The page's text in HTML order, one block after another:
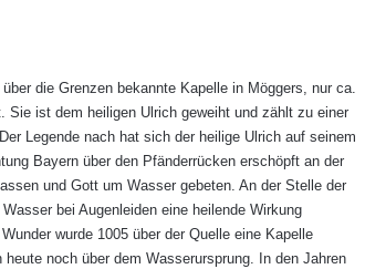
die Grenzen bekannte Kapelle in Möggers, nur ca.
Sie ist dem heiligen Ulrich geweiht und zählt zu einer
Legende nach hat sich der heilige Ulrich auf seinem
Bayern über den Pfänderrücken erschöpft an der
und Gott um Wasser gebeten. An der Stelle der
bei Augenleiden eine heilende Wirkung
wurde 1005 über der Quelle eine Kapelle
noch über dem Wasserursprung. In den Jahren